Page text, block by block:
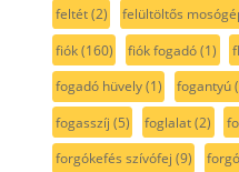
feltét(2) felültöltős
fiók(160) fiók fogadó(1)
fogadó hüvely(1) fogantyú
fogasszíj (5) foglalat(2)
forgókefés szívófej (9)